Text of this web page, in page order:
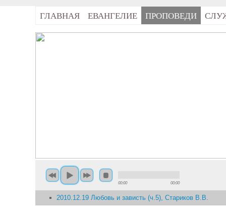
ГЛАВНАЯ ЕВАНГЕЛИЕ ПРОПОВЕДИ
00:00 00:00
2010.12.19 Любовь и зависть (ч.5), Стариков В.В.